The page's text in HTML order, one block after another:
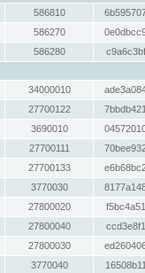
586810
586270
586280
34000010
27700122
3690010
27700111
27700133
3770030
27800020
27800040
27800030
3770040